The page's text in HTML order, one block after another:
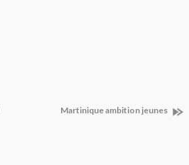
Martinique ambition jeunes